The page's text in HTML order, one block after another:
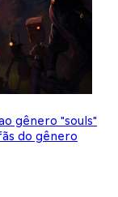
gênero "souls"
do gênero